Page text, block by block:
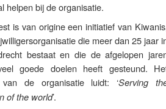
helpen bij de organisatie.
is van origine een initiatief van
die meer dan 25 jaar
bestaat en die de afgelopen
goede doelen heeft gesteund.
de organisatie luidt: ‘Serving
of the world’.